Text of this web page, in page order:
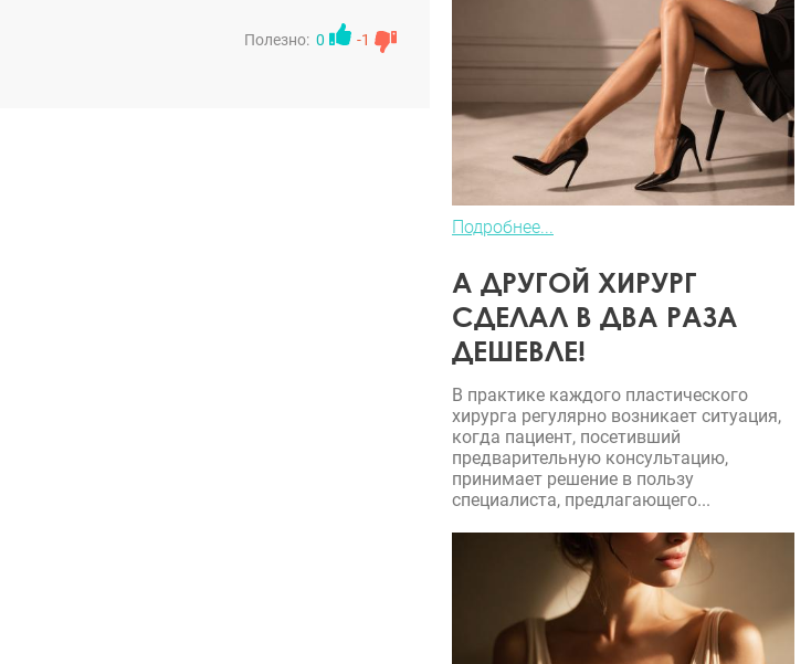
Полезно: 0 -1
Подробнее...
А ДРУГОЙ ХИРУРГ
СДЕЛАЛ В ДВА РАЗА
ДЕШЕВЛЕ!
В практике каждого пластического
хирурга регулярно возникает ситуация,
когда пациент, посетивший
предварительную консультацию,
принимает решение в пользу
специалиста, предлагающего...